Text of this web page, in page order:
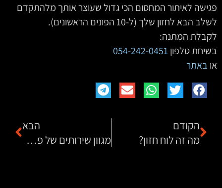
פגישה לאיתור המחסום הכי גדול שעוצר אותך מלהתקדם
לשלב הבא לחזון שלך (ל-10 הפונים הראשונים).
לקבלת המתנה:
בשיחת טלפון 054-242-0451
או באתר
הקודם
מה זה לוח חזון?
הבא
מגוון שירותים של פרסום ושיווק דיגיטלי